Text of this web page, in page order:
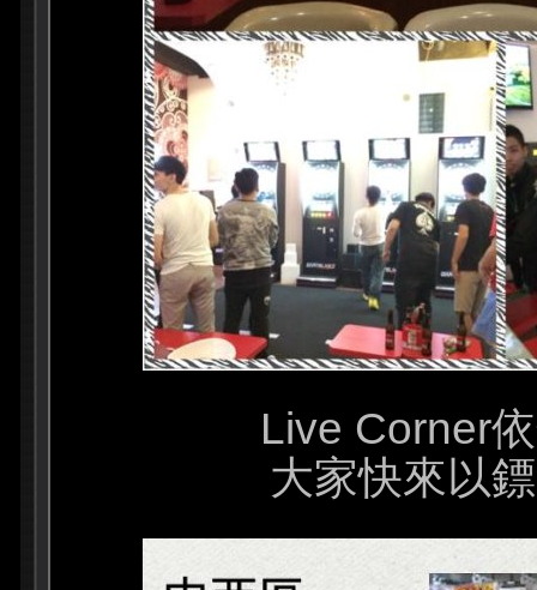
Live Corner
大家快來以